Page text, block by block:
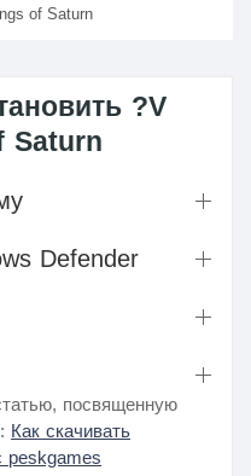
of Saturn
?V
Saturn
Defender
посвященную
Как скачивать
peskgames